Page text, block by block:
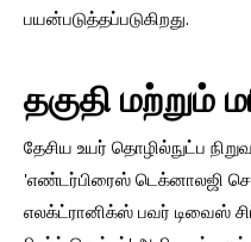
பயன்படுத்தப்படுகிறது.
தகுதி மற்றும்
தேசிய உயர் தொழில்நுட்ப
'எண்டர்பிரைஸ் டெக்னாலஜி
எலக்ட்ரானிக்ஸ் பவர் டிவைஸ்